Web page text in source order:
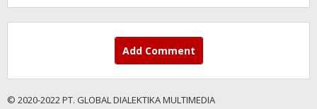
Add Comment
© 2020-2022 PT. GLOBAL DIALEKTIKA MULTIMEDIA